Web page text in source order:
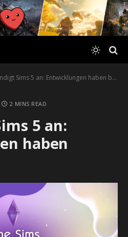
Sims 5 an: Entwicklungen haben begonnen
2 MINS READ
5 an:
haben